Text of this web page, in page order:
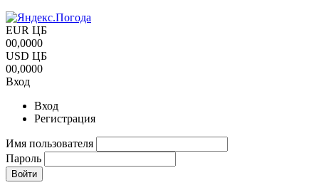
EUR ЦБ
00,0000
USD ЦБ
00,0000
Вход
Вход
Регистрация
Имя пользователя
Пароль